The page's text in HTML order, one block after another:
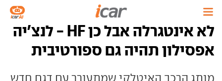
לא אינטגרלה אבל כן HF - לנצ'יה
אפסילון תהיה גם ספורטיבית
מותג הרכב האיטלקי שמתעורר עם דגם חדש